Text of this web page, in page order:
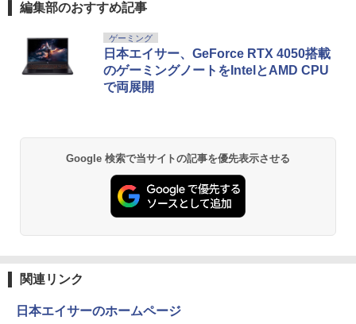
編集部のおすすめ記事
ゲーミング
日本エイサー、GeForce RTX 4050搭載
のゲーミングノートをIntelとAMD CPU
で両展開
Google 検索で当サイトの記事を優先表示させる
関連リンク
日本エイサーのホームページ